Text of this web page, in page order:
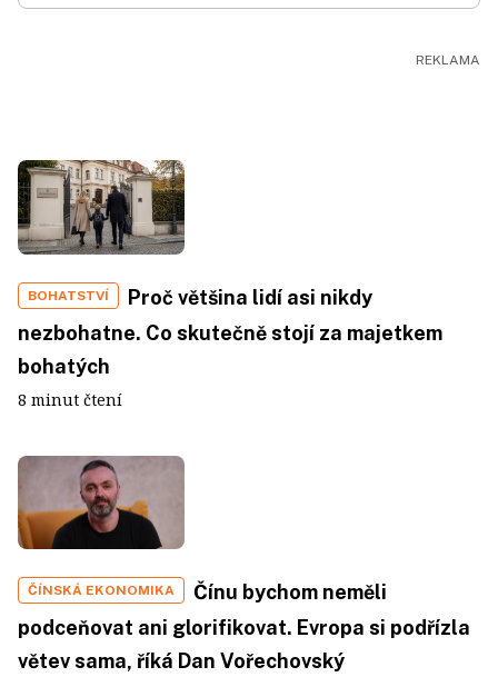
BOHATSTVÍ
Proč většina lidí asi nikdy
nezbohatne. Co skutečně stojí za majetkem
bohatých
8 minut čtení
ČÍNSKÁ EKONOMIKA
Čínu bychom neměli
podceňovat ani glorifikovat. Evropa si podřízla
větev sama, říká Dan Vořechovský